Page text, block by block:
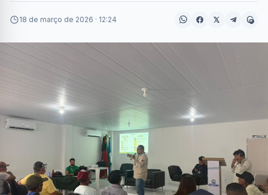
18 de março de 2026 · 12:24